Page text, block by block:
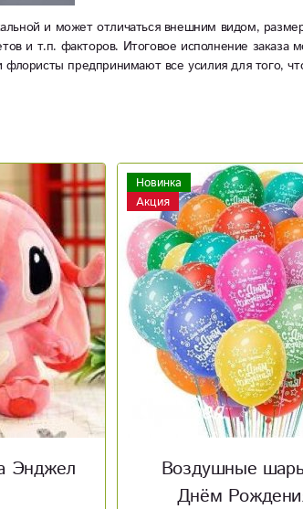
и может отличаться внешним видом,
и т.п. факторов. Итоговое исполнение заказа
флористы предпринимают все усилия для того,
«С
Новинка
Мягкая игрушка